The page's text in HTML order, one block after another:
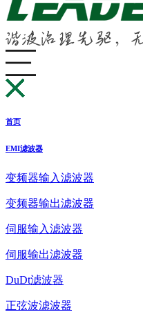
首页
EMI滤波器
变频器输入滤波器
变频器输出滤波器
伺服输入滤波器
伺服输出滤波器
DuDt滤波器
正弦波滤波器